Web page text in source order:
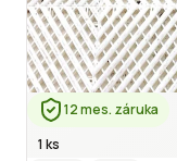
12 mes. záruka
1 ks